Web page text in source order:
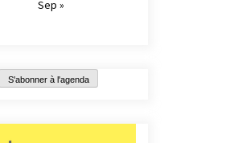
Sep »
S'abonner à l'agenda